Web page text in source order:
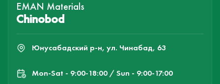
EMAN Materials
Chinobod
Юнусабадский р-н, ул. Чинабад, 63
Mon-Sat - 9:00-18:00 / Sun - 9:00-17:00